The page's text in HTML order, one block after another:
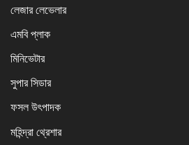
লেজার লেভেলার
এমবি প্লাক
মিনিভেটার
সুপার সিডার
ফসল উৎপাদক
মহিন্দ্রা থ্রেশার